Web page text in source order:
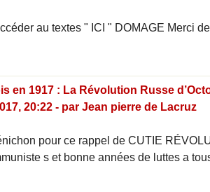
au textes " ICI " DOMAGE Merci
en 1917 : La Révolution Russe
20:22 - par Jean pierre de Lacruz
pour ce rappel de CUTIE
s et bonne années de luttes a